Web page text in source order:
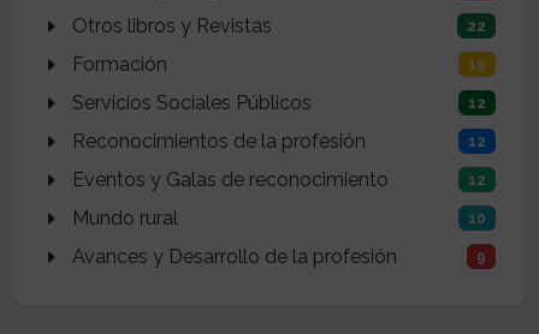
Otros libros y Revistas 22
Formación 19
Servicios Sociales Públicos 12
Reconocimientos de la profesión 12
Eventos y Galas de reconocimiento 12
Mundo rural 10
Avances y Desarrollo de la profesión 9